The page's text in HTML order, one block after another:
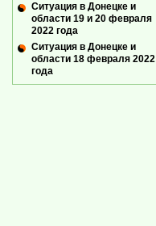
Ситуация в Донецке и
области 19 и 20 февраля
2022 года
Ситуация в Донецке и
области 18 февраля 2022
года